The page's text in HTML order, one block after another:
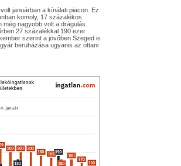
januárban a kínálati piacon. Ez
komoly, 17 százalékos
nagyobb volt a drágulás.
27 százalékkal 190 ezer
szerint a jövőben Szeged is
beruházása ugyanis az ottani